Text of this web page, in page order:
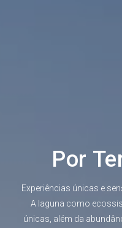
Por
Experiências únicas e
A laguna como
únicas, além da